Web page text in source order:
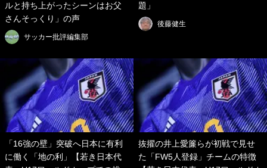
ルと持ち上がったシーンはお父
さんそっくり」の声
サッカー批評編集部
題」
後藤健生
「16強の壁」突破へ日本に有利
に働く「地の利」【若き日本代
抜擢の井上愛簾らが初戦で見せ
た「FW5人登録」チームの特徴